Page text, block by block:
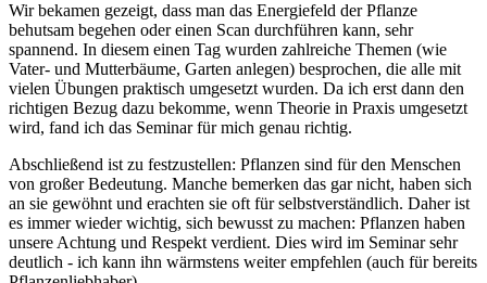
Wir bekamen gezeigt, dass man das Energiefeld der Pflanze
behutsam begehen oder einen Scan durchführen kann, sehr
spannend. In diesem einen Tag wurden zahlreiche Themen (wie
Vater- und Mutterbäume, Garten anlegen) besprochen, die alle mit
vielen Übungen praktisch umgesetzt wurden. Da ich erst dann den
richtigen Bezug dazu bekomme, wenn Theorie in Praxis umgesetzt
wird, fand ich das Seminar für mich genau richtig.
Abschließend ist zu festzustellen: Pflanzen sind für den Menschen
von großer Bedeutung. Manche bemerken das gar nicht, haben sich
an sie gewöhnt und erachten sie oft für selbstverständlich. Daher ist
es immer wieder wichtig, sich bewusst zu machen: Pflanzen haben
unsere Achtung und Respekt verdient. Dies wird im Seminar sehr
deutlich - ich kann ihn wärmstens weiter empfehlen (auch für bereits